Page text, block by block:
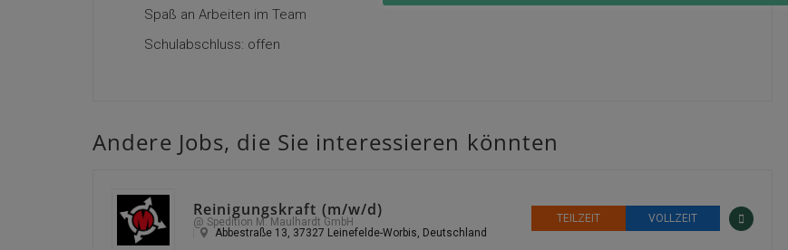
Spaß an Arbeiten im Team
Schulabschluss: offen
Andere Jobs, die Sie interessieren könnten
Reinigungskraft (m/w/d)
@ Spedition M. Maulhardt GmbH
Abbestraße 13, 37327 Leinefelde-Worbis, Deutschland
TEILZEIT VOLLZEIT